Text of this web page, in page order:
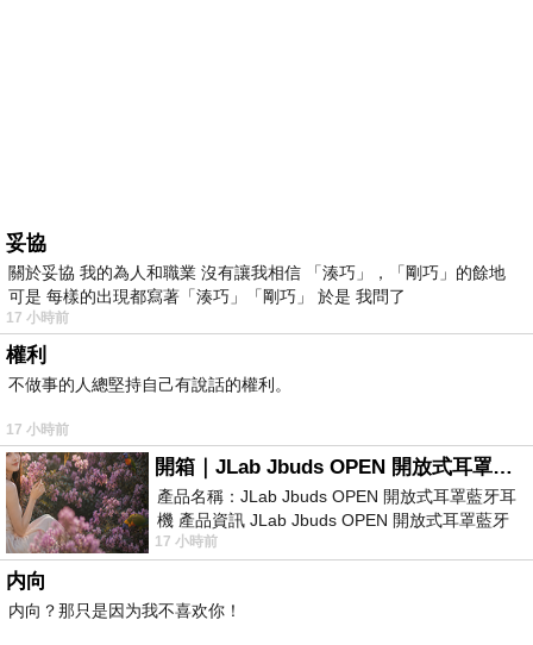
妥協
關於妥協 我的為人和職業 沒有讓我相信 「湊巧」，「剛巧」的餘地
可是 每樣的出現都寫著「湊巧」「剛巧」 於是 我問了
17 小時前
權利
不做事的人總堅持自己有說話的權利。
17 小時前
開箱｜JLab Jbuds OPEN 開放式耳罩藍牙耳機 - 設計美學，輕巧、透氣、環境音全物理達成！
產品名稱：JLab Jbuds OPEN 開放式耳罩藍牙耳
機 產品資訊 JLab Jbuds OPEN 開放式耳罩藍牙
耳機評語：非常有特色，值得喜愛美型工
17 小時前
内向
内向？那只是因为我不喜欢你！